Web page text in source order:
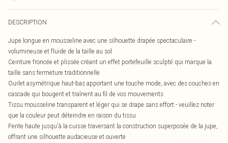
DESCRIPTION
Jupe longue en mousseline avec une silhouette drapée spectaculaire -
volumineuse et fluide de la taille au sol
Ceinture froncée et plissée créant un effet portefeuille sculpté qui marque la
taille sans fermeture traditionnelle
Ourlet asymétrique haut-bas apportant une touche mode, avec des couches en
cascade qui bougent et traînent au fil de vos mouvements
Tissu mousseline transparent et léger qui se drape sans effort - veuillez noter
que la couleur peut déteindre en raison du tissu
Fente haute jusqu'à la cuisse traversant la construction superposée de la jupe,
offrant une silhouette audacieuse et ouverte